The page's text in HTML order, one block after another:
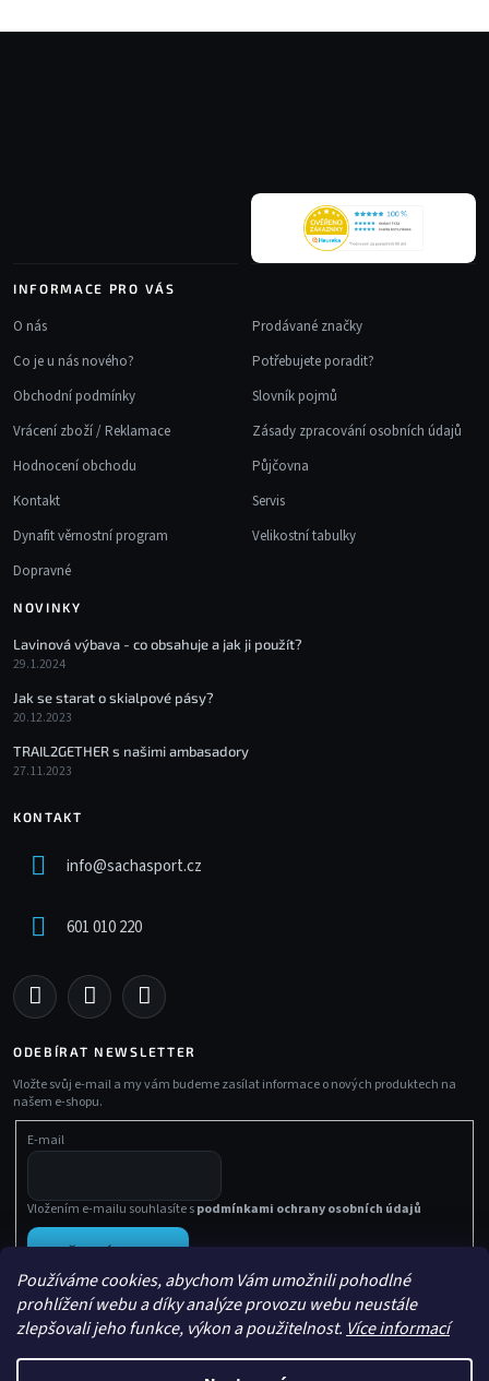
Používáme cookies, abychom Vám umožnili pohodlné
prohlížení webu a díky analýze provozu webu neustále
zlepšovali jeho funkce, výkon a použitelnost. Více informací
INFORMACE PRO VÁS
O nás
Co je u nás nového?
Obchodní podmínky
Vrácení zboží / Reklamace
Hodnocení obchodu
Kontakt
Dynafit věrnostní program
Dopravné
Prodávané značky
Potřebujete poradit?
Slovník pojmů
Zásady zpracování osobních údajů
Půjčovna
Servis
Velikostní tabulky
NOVINKY
Lavinová výbava - co obsahuje a jak ji použít?
29.1.2024
Jak se starat o skialpové pásy?
20.12.2023
TRAIL2GETHER s našimi ambasadory
27.11.2023
KONTAKT
info@sachasport.cz
601 010 220
ODEBÍRAT NEWSLETTER
Vložte svůj e-mail a my vám budeme zasílat informace o nových produktech na
našem e-shopu.
E-mail
Vložením e-mailu souhlasíte spodmínkami ochrany osobních údajů
PŘIHLÁSIT SE